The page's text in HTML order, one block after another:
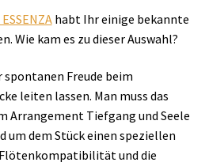
habt Ihr einige bekannte
Wie kam es zu dieser Auswahl?
spontanen Freude beim
leiten lassen. Man muss das
Arrangement Tiefgang und Seele
um dem Stück einen speziellen
Flötenkompatibilität und die